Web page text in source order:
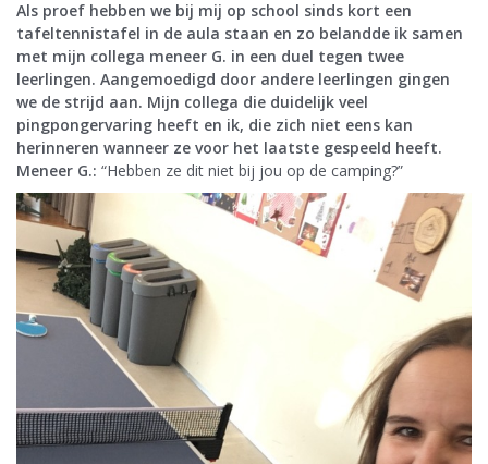
Als proef hebben we bij mij op school sinds kort een
tafeltennistafel in de aula staan en zo belandde ik samen
met mijn collega meneer G. in een duel tegen twee
leerlingen. Aangemoedigd door andere leerlingen gingen
we de strijd aan. Mijn collega die duidelijk veel
pingpongervaring heeft en ik, die zich niet eens kan
herinneren wanneer ze voor het laatste gespeeld heeft.
Meneer G.: “Hebben ze dit niet bij jou op de camping?”